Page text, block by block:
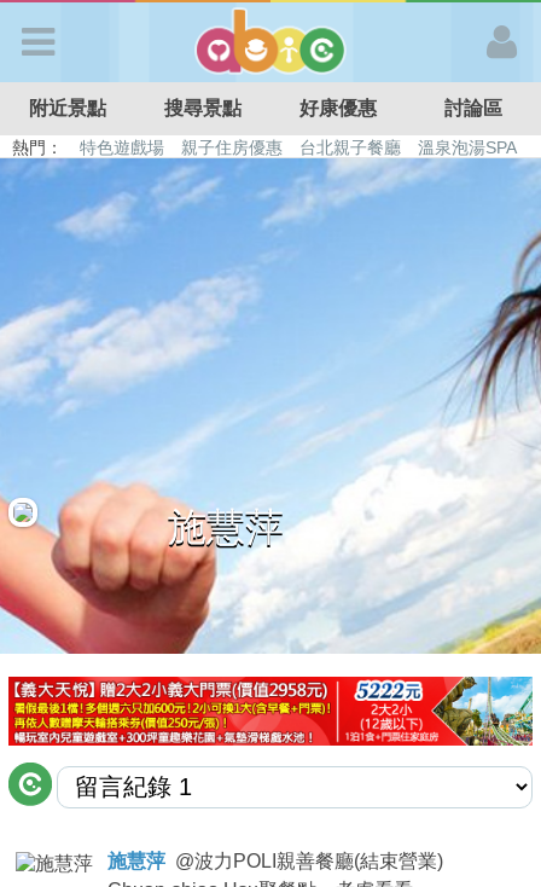
APP登入
首 頁
搜尋景點
好康優惠
最新留言
商家合作
推薦景點
討論區
聯絡我們
附近景點 搜尋景點 好康優惠 討論區
熱門： 特色遊戲場 親子住房優惠 台北親子餐廳
溫泉泡湯SPA
溜滑梯民宿
觀光工廠 日本親子景點
施慧萍
施慧萍 @波力POLI親善餐廳(結束營業)